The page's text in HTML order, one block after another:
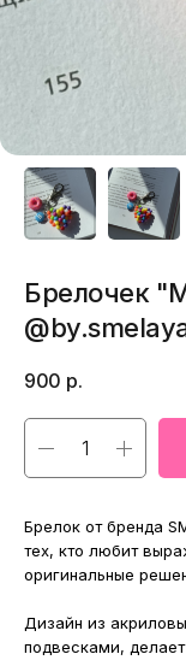
Брелочек
900 р.
Брелок от бренда
тех, кто любит
оригинальные
Дизайн из
подвесками,